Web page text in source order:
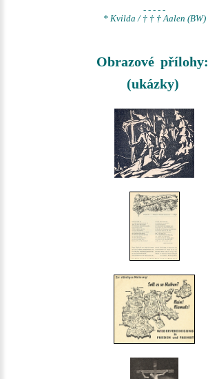
- - - - -
* Kvilda / † † † Aalen (BW)
Obrazové přílohy:
(ukázky)